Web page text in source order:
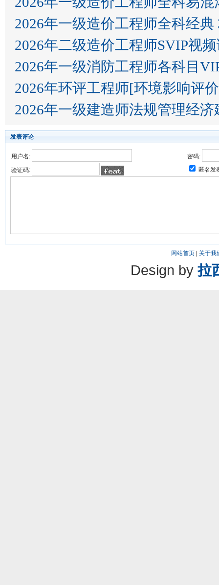
2026年一级造价工程师全科经
2026年二级造价工程师SVIP视
2026年一级消防工程师各科目
2026年环评工程师[环境影响评
2026年一级建造师法规管理经
发表评论
用户名:
密码:
验证码:
匿名发
网站首页| 关于我
Design by拉